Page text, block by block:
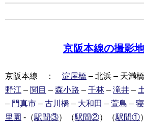
京阪本線の撮影
京阪本線 ： 淀屋橋 – 北浜 – 天満
野江 – 関目 – 森小路 – 千林 – 滝井 –
– 門真市 – 古川橋 – 大和田 – 萱島 –
里園 -（駅間③）（駅間②）（駅間①